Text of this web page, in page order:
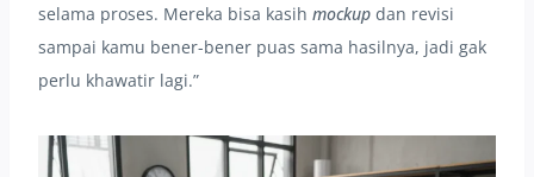
selama proses. Mereka bisa kasih mockup dan revisi
sampai kamu bener-bener puas sama hasilnya, jadi gak
perlu khawatir lagi.”